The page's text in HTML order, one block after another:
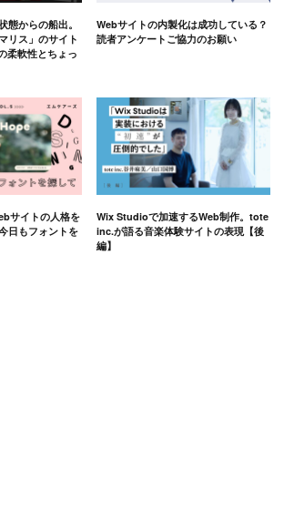
態からの船出。
リス」のサイト
柔軟性とちょっ
Webサイトの内製化は成功している？
読者アンケートご協力のお願い
サイトの人格を
日もフォントを
Wix Studioで加速するWeb制作。tote
inc.が語る音楽体験サイトの表現【後
編】